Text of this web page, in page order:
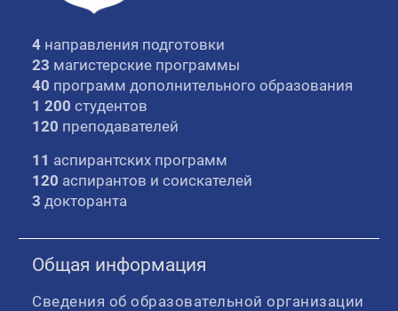
4 направления подготовки
23 магистерские программы
40 программ дополнительного образования
1 200 студентов
120 преподавателей
11 аспирантских программ
120 аспирантов и соискателей
3 докторанта
Общая информация
Сведения об образовательной организации